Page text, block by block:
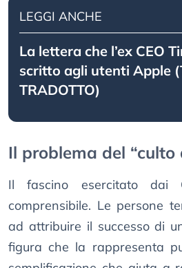
LEGGI ANCHE
La lettera che l’ex CEO
scritto agli utenti Apple
TRADOTTO)
Il problema del “culto
Il fascino esercitato dai
comprensibile. Le persone
ad attribuire il successo di
figura che la rappresenta